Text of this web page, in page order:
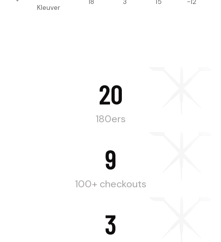
*
Kleuver
18 3 15 -12
20
180ers
9
100+ checkouts
3